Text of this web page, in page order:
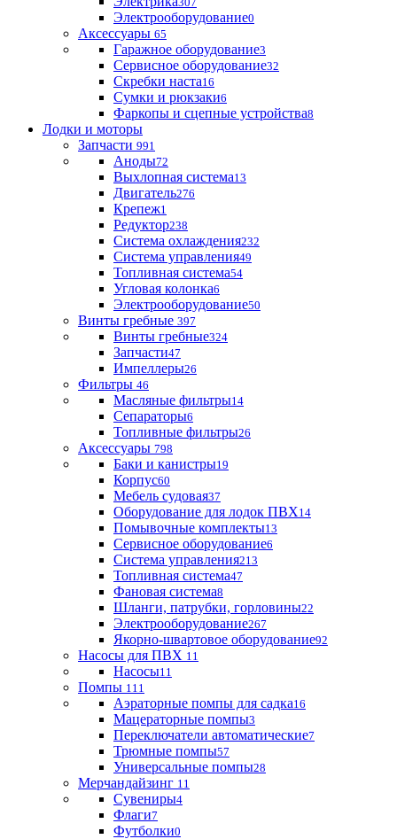
Электрооборудование0
Аксессуары 65
Гаражное оборудование3
Сервисное оборудование32
Скребки наста16
Сумки и рюкзаки6
Фаркопы и сцепные устройства8
Лодки и моторы
Запчасти 991
Аноды72
Выхлопная система13
Двигатель276
Крепеж1
Редуктор238
Система охлаждения232
Система управления49
Топливная система54
Угловая колонка6
Электрооборудование50
Винты гребные 397
Винты гребные324
Запчасти47
Импеллеры26
Фильтры 46
Масляные фильтры14
Сепараторы6
Топливные фильтры26
Аксессуары 798
Баки и канистры19
Корпус60
Мебель судовая37
Оборудование для лодок ПВХ14
Помывочные комплекты13
Сервисное оборудование6
Система управления213
Топливная система47
Фановая система8
Шланги, патрубки, горловины22
Электрооборудование267
Якорно-швартовое оборудование92
Насосы для ПВХ 11
Насосы11
Помпы 111
Аэраторные помпы для садка16
Мацераторные помпы3
Переключатели автоматические7
Трюмные помпы57
Универсальные помпы28
Мерчандайзинг 11
Сувениры4
Флаги7
Футболки0